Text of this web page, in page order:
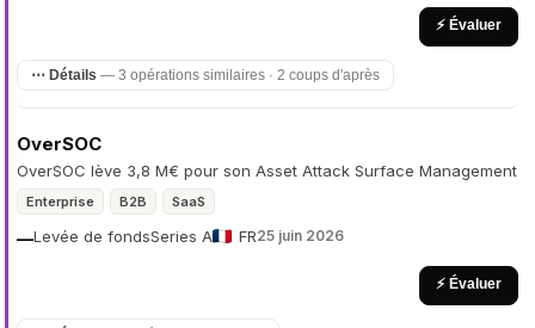
⚡ Évaluer
⋯ Détails — 3 opérations similaires · 2 coups d'après
OverSOC
OverSOC lève 3,8 M€ pour son Asset Attack Surface Management
Enterprise B2B SaaS
Levée de fonds
— Series A FR25 juin 2026
⚡ Évaluer